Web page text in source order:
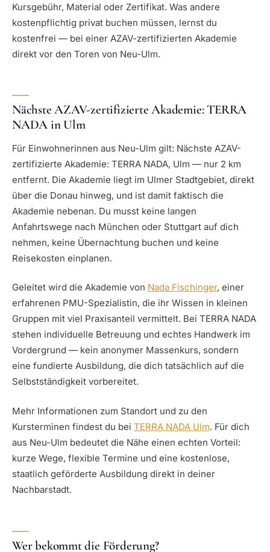
Kursgebühr, Material oder Zertifikat. Was andere
kostenpflichtig privat buchen müssen, lernst du
kostenfrei — bei einer AZAV-zertifizierten Akademie
direkt vor den Toren von Neu-Ulm.
Nächste AZAV-zertifizierte Akademie: TERRA
NADA in Ulm
Für Einwohnerinnen aus Neu-Ulm gilt: Nächste AZAV-
zertifizierte Akademie: TERRA NADA, Ulm — nur 2 km
entfernt. Die Akademie liegt im Ulmer Stadtgebiet, direkt
über die Donau hinweg, und ist damit faktisch die
Akademie nebenan. Du musst keine langen
Anfahrtswege nach München oder Stuttgart auf dich
nehmen, keine Übernachtung buchen und keine
Reisekosten einplanen.
Geleitet wird die Akademie von Nada Fischinger, einer
erfahrenen PMU-Spezialistin, die ihr Wissen in kleinen
Gruppen mit viel Praxisanteil vermittelt. Bei TERRA NADA
stehen individuelle Betreuung und echtes Handwerk im
Vordergrund — kein anonymer Massenkurs, sondern
eine fundierte Ausbildung, die dich tatsächlich auf die
Selbstständigkeit vorbereitet.
Mehr Informationen zum Standort und zu den
Kursterminen findest du bei TERRA NADA Ulm. Für dich
aus Neu-Ulm bedeutet die Nähe einen echten Vorteil:
kurze Wege, flexible Termine und eine kostenlose,
staatlich geförderte Ausbildung direkt in deiner
Nachbarstadt.
Wer bekommt die Förderung?